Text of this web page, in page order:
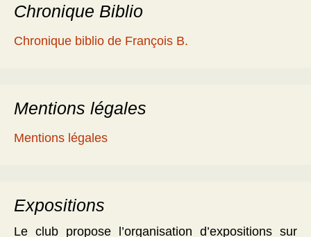
Chronique Biblio
Chronique biblio de François B.
Mentions légales
Mentions légales
Expositions
Le club propose l’organisation d’expositions sur